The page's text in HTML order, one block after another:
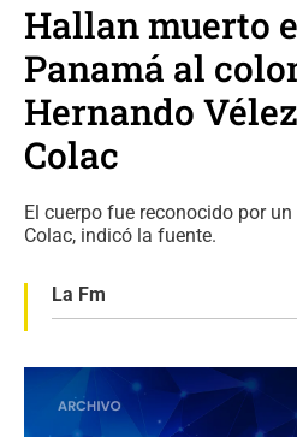
Hallan muerto
Panamá al
Hernando
Colac
El cuerpo fue reconocido por
Colac, indicó la fuente.
La Fm